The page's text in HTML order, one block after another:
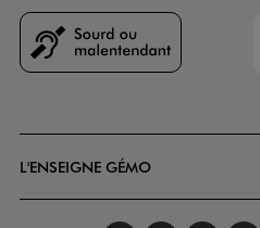
L'ENSEIGNE GÉMO